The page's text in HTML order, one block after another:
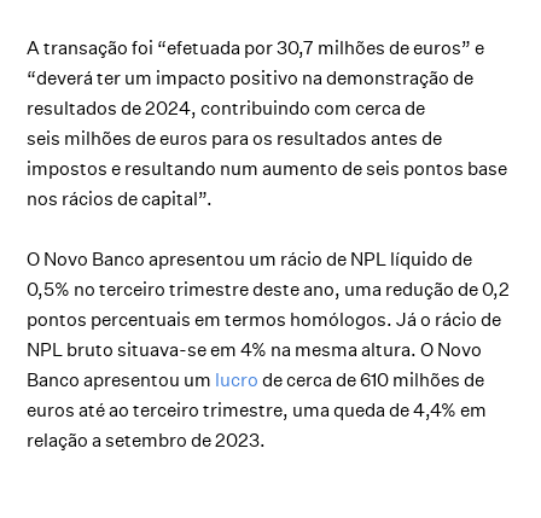
A transação foi “efetuada por 30,7 milhões de euros” e
“deverá ter um impacto positivo na demonstração de
resultados de 2024, contribuindo com cerca de
seis milhões de euros para os resultados antes de
impostos e resultando num aumento de seis pontos base
nos rácios de capital”.
O Novo Banco apresentou um rácio de NPL líquido de
0,5% no terceiro trimestre deste ano, uma redução de 0,2
pontos percentuais em termos homólogos. Já o rácio de
NPL bruto situava-se em 4% na mesma altura. O Novo
Banco apresentou um lucro de cerca de 610 milhões de
euros até ao terceiro trimestre, uma queda de 4,4% em
relação a setembro de 2023.